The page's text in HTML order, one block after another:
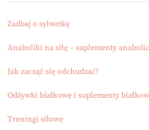
Zadbaj o sylwetkę
Anaboliki na siłę – suplementy
Jak zacząć się odchudzać?
Odżywki białkowe i suplementy
Treningi siłowe